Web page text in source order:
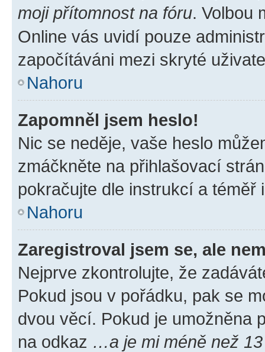
moji přítomnost na fóru. Volbou
Online vás uvidí pouze
započítáváni mezi skryté
Nahoru
Zapomněl jsem heslo!
Nic se neděje, vaše heslo
zmáčkněte na přihlašovací
pokračujte dle instrukcí a téměř
Nahoru
Zaregistroval jsem se, ale
Nejprve zkontrolujte, že
Pokud jsou v pořádku, pak se
dvou věcí. Pokud je umožněna
na odkaz …a je mi méně než